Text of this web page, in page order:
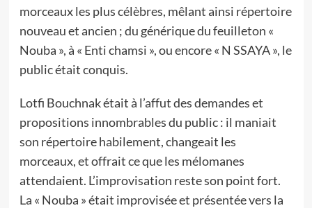
morceaux les plus célèbres, mêlant ainsi répertoire
nouveau et ancien ; du générique du feuilleton «
Nouba », à « Enti chamsi », ou encore « N SSAYA », le
public était conquis.
Lotfi Bouchnak était à l’affut des demandes et
propositions innombrables du public : il maniait
son répertoire habilement, changeait les
morceaux, et offrait ce que les mélomanes
attendaient. L’improvisation reste son point fort.
La « Nouba » était improvisée et présentée vers la